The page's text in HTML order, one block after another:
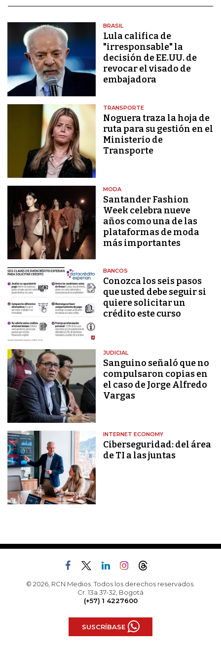
BRASIL
Lula califica de
"irresponsable" la
decisión de EE.UU. de
revocar el visado de
embajadora
TRANSPORTE
Noguera traza la hoja de
ruta para su gestión en el
Ministerio de
Transporte
MODA
Santander Fashion
Week celebra nueve
años como una de las
plataformas de moda
más importantes
BANCOS
Conozca los seis pasos
que usted debe seguir si
quiere solicitar un
crédito este curso
JUDICIAL
Sanguino señaló que no
compulsaron copias en
el caso de Jorge Alfredo
Vargas
INTERNET ECONOMY
Ciberseguridad: del área
de TI a las juntas
© 2026, RCN Medios. Todos los derechos reservados.
Cr. 13a 37-32, Bogotá
(+57) 1 4227600
SUSCRÍBASE